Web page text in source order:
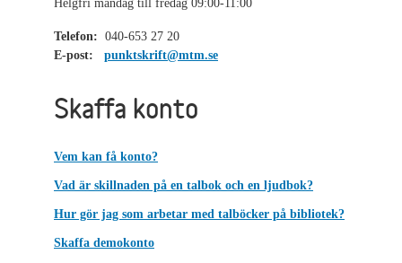
Helgfri måndag till fredag 09:00-11:00
Telefon: 040-653 27 20
E-post:
punktskrift@mtm.se
Skaffa konto
Vem kan få konto?
Vad är skillnaden på en talbok och en ljudbok?
Hur gör jag som arbetar med talböcker på bibliotek?
Skaffa demokonto